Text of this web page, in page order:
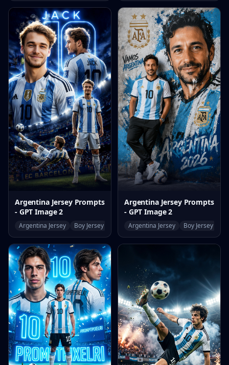
Argentina Jersey Prompts
- GPT Image 2
Argentina Jersey Boy Jersey World Cup
Argentina Jersey Prompts
- GPT Image 2
Argentina Jersey Boy Jersey